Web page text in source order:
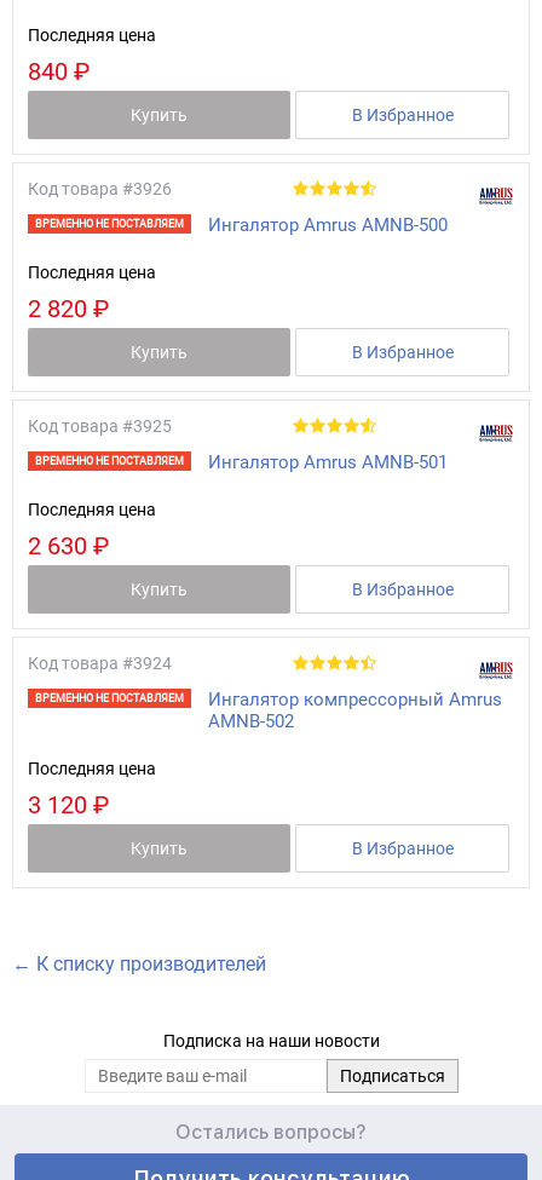
Последняя цена
840 ₽
Купить В Избранное
Код товара #3926
ВРЕМЕННО НЕ ПОСТАВЛЯЕМ Ингалятор Amrus АМNB-500
Последняя цена
2 820 ₽
Купить В Избранное
Код товара #3925
ВРЕМЕННО НЕ ПОСТАВЛЯЕМ Ингалятор Amrus АМNB-501
Последняя цена
2 630 ₽
Купить В Избранное
Код товара #3924
ВРЕМЕННО НЕ ПОСТАВЛЯЕМ
Ингалятор компрессорный Amrus
АМNB-502
Последняя цена
3 120 ₽
Купить В Избранное
← К списку производителей
Подписка на наши новости
Остались вопросы?